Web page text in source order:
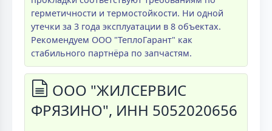
герметичности и термостойкости. Ни одной
утечки за 3 года эксплуатации в 8 объектах.
Рекомендуем ООО "ТеплоГарант" как
стабильного партнёра по запчастям.
ООО "ЖИЛСЕРВИС
ФРЯЗИНО", ИНН 5052020656